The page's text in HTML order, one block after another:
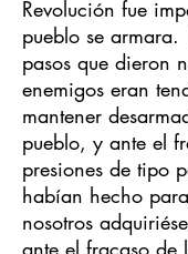
Revolución fue
pueblo se
pasos que dieron
enemigos eran
mantener
pueblo, y ante el
presiones de tipo
habían hecho
nosotros
ante el fracaso de